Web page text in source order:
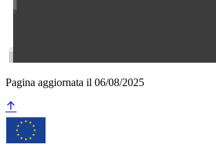
Pagina aggiornata il 06/08/2025